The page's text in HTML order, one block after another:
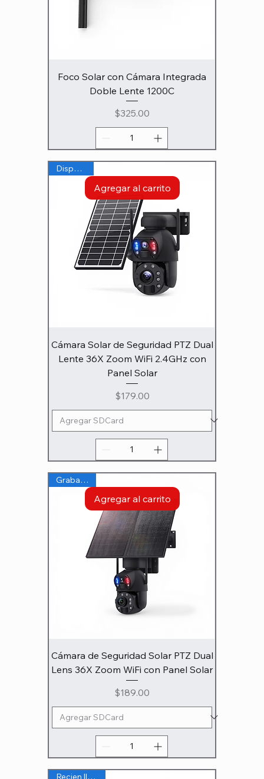
Foco Solar con Cámara Integrada
Doble Lente 1200C
Precio
$325.00
Agregar al carrito
Disponible
Cámara Solar de Seguridad PTZ Dual
Lente 36X Zoom WiFi 2.4GHz con
Panel Solar
Precio
$179.00
Agregar al carrito
Graba 24/7
Cámara de Seguridad Solar PTZ Dual
Lens 36X Zoom WiFi con Panel Solar
Precio
$189.00
Recien llegado